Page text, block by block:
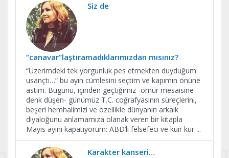
Siz de
“canavar”laştıramadıklarımızdan mısınız?
“Üzerimdeki tek yorgunluk pes etmekten duyduğum
usançtı…” bu ayın cümlesini seçtim ve kapımın önüne
astım. Bugünü, içinden geçtiğimiz -ömür mesaisine
denk düşen- günümüz T.C. coğrafyasının süreçlerini,
beşeri hemhalimizi ve özellikle dünyanın arkaik
diyaloğunu anlamamıza olanak veren bir kitapla
Mayıs ayını kapatıyorum: ABD’li felsefeci ve kuir kur ...
Karakter kanseri…